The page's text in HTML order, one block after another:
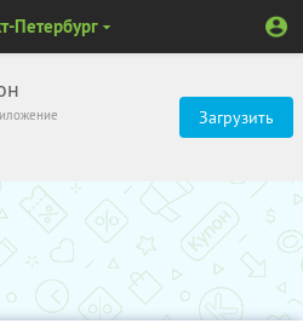
Загрузить
Петербург